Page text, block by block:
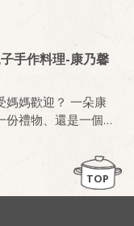
手作料理-康乃馨
媽媽歡迎？ 一朵康
份禮物、還是一個
，展現對媽咪的感
TOP